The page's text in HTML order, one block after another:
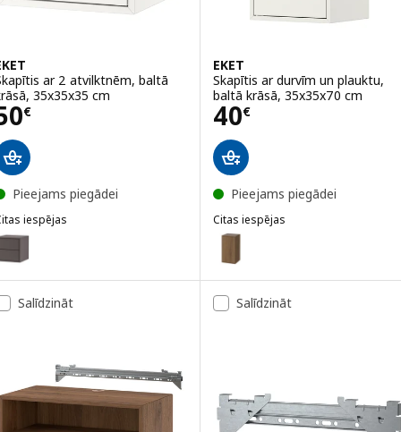
ar 2 atvilktnēm, baltā
35x35x35 cm
€ 50€
Pieejams piegādei
iespējas
EKET, Skapītis ar 2 atvilktnēm, tumši pelēkā krāsā,
EKET, Skapītis ar 2 atvilktnēm, brūnā krāsā riekstkoka
EKET
Skapītis ar durvīm un plauktu,
baltā krāsā, 35x35x70 cm
40€
Cena 40€
Pieejams piegādei
Citas iespējas
EKET
Variants: EKET, Skapītis ar
Variants: EKET, Skapītis ar
Salīdzināt
Salīdzināt